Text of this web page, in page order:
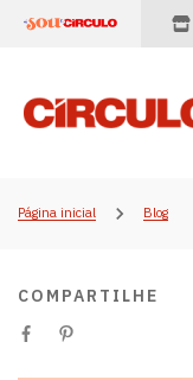
Página inicial Blog
COMPARTILHE